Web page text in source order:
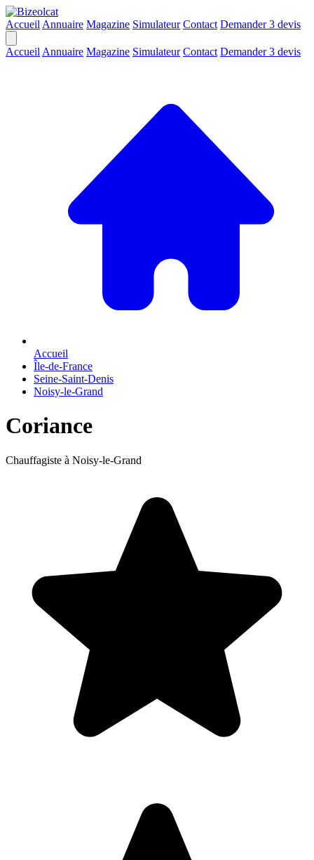
Accueil Annuaire Magazine Simulateur Contact Demander 3 devis
Accueil Annuaire Magazine Simulateur Contact Demander 3 devis
Accueil
Île-de-France
Seine-Saint-Denis
Noisy-le-Grand
Coriance
Chauffagiste à Noisy-le-Grand